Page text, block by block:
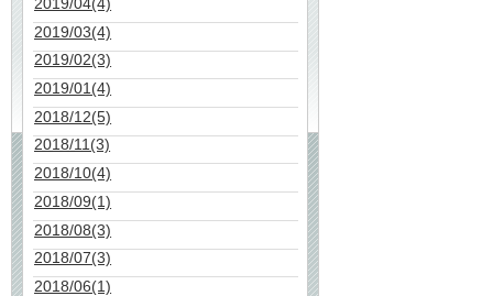
2019/03(4)
2019/02(3)
2019/01(4)
2018/12(5)
2018/11(3)
2018/10(4)
2018/09(1)
2018/08(3)
2018/07(3)
2018/06(1)